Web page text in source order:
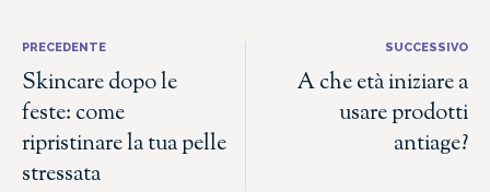
PRECEDENTE
Skincare dopo le
feste: come
ripristinare la tua pelle
stressata
SUCCESSIVO
A che età iniziare a
usare prodotti
antiage?